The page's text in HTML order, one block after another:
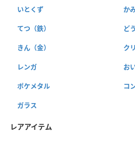
いとくず か
てつ（鉄） ど
きん（金） ク
レンガ お
ポケメタル コ
ガラス
レアアイテム